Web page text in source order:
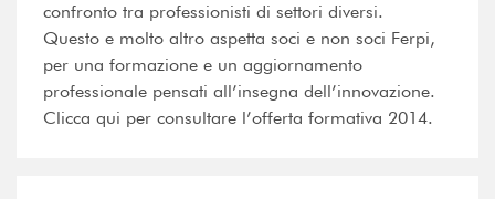
confronto tra professionisti di settori diversi.
Questo e molto altro aspetta soci e non soci Ferpi,
per una formazione e un aggiornamento
professionale pensati all’insegna dell’innovazione.
Clicca qui per consultare l’offerta formativa 2014.